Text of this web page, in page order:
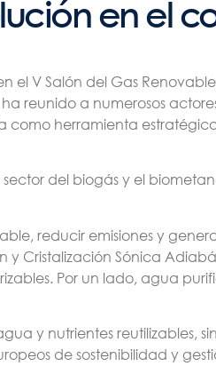
en el
el V Salón del Gas
reunido a numerosos
como herramienta
del biogás y el
reducir emisiones y
Cristalización Sónica
Por un lado, agua
y nutrientes reutilizables,
de sostenibilidad y